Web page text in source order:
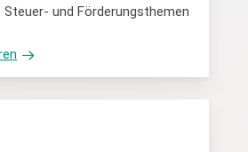
Steuer- und Förderungsthemen